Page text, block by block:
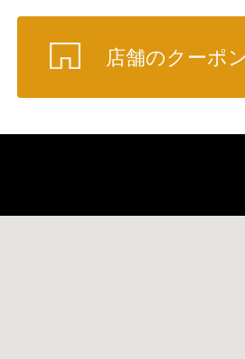
店舗のクーポ